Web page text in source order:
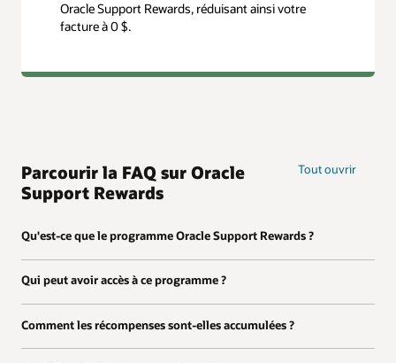
Oracle Support Rewards, réduisant ainsi votre
facture à 0 $.
Parcourir la FAQ sur Oracle
Support Rewards
Tout ouvrir
Qu'est-ce que le programme Oracle Support Rewards ?
Qui peut avoir accès à ce programme ?
Comment les récompenses sont-elles accumulées ?